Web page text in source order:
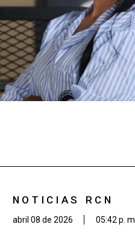
NOTICIAS RCN
abril 08 de 2026 05:42 p. m.